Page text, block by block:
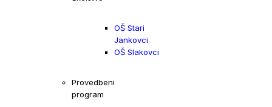
OŠ Stari
Jankovci
OŠ Slakovci
Provedbeni
program